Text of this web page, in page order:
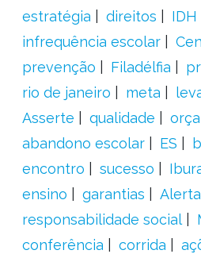
estratégia
direitos
IDH
infrequência escolar
prevenção
Filadélfia
rio de janeiro
meta
Asserte
qualidade
abandono escolar
ES
encontro
sucesso
ensino
garantias
responsabilidade social
conferência
corrida